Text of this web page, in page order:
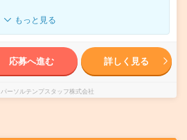
もっと見る
応募へ進む 詳しく見る
パーソルテンプスタッフ株式会社